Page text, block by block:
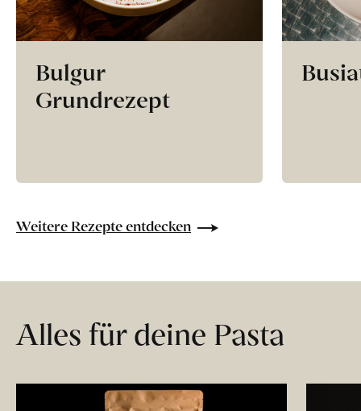
Bulgur
Grundrezept
Weitere Rezepte entdecken
Alles für deine Pasta